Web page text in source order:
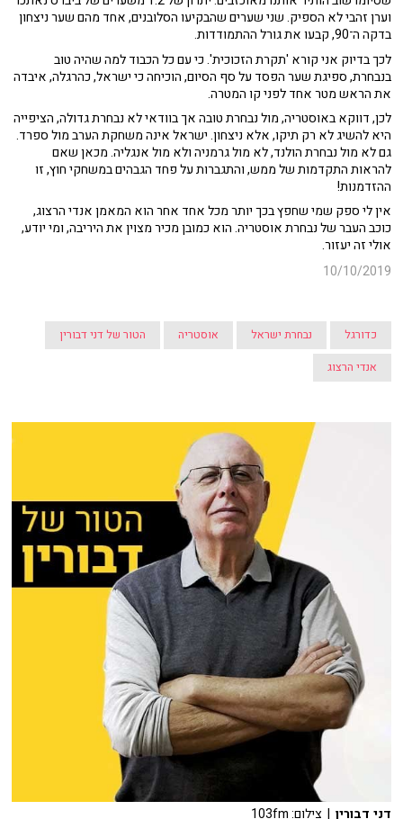
וערן זהבי לא הספיק. שני שערים שהבקיעו הסלובנים, אחד מהם שער ניצחון
בדקה ה־90, קבעו את גורל ההתמודדות.
לכך בדיוק אני קורא 'תקרת הזכוכית'. כי עם כל הכבוד למה שהיה טוב
בנבחרת, ספיגת שער הפסד על סף הסיום, הוכיחה כי ישראל, כהרגלה, איבדה
את הראש מטר אחד לפני קו המטרה.
לכן, דווקא באוסטריה, מול נבחרת טובה אך בוודאי לא נבחרת גדולה, הציפייה
היא להשיג לא רק תיקו, אלא ניצחון. ישראל אינה משחקת הערב מול ספרד.
גם לא מול נבחרת הולנד, לא מול גרמניה ולא מול אנגליה. מכאן שאם
להראות התקדמות של ממש, והתגברות על פחד הגבהים במשחקי חוץ, זו
ההזדמנות!
אין לי ספק שמי שחפץ בכך יותר מכל אחד אחר הוא המאמן אנדי הרצוג,
כוכב העבר של נבחרת אוסטריה. הוא כמובן מכיר מצוין את היריבה, ומי יודע,
אולי זה יעזור.
10/10/2019
כדורגל נבחרת ישראל אוסטריה
הטור של דני דבורין
אנדי הרצוג
דני דבורין | צילום: 103fm